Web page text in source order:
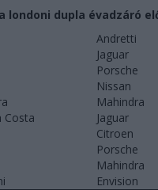
londoni dupla évadzáró
Andretti
Jaguar
Porsche
Nissan
Mahindra
Costa Jaguar
Citroen
Porsche
Mahindra
Envision